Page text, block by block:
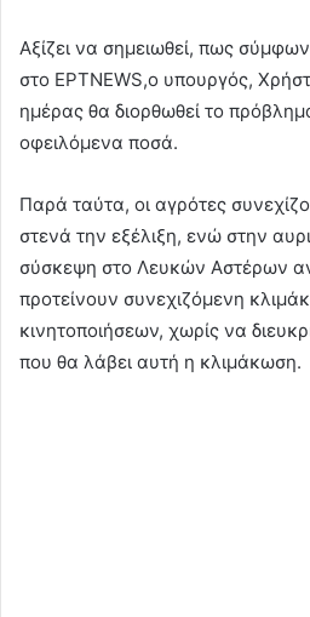
Αξίζει να σημειωθεί, πως
στο ΕΡΤNEWS,ο υπουργός,
ημέρας θα διορθωθεί το
οφειλόμενα ποσά.
Παρά ταύτα, οι αγρότες
στενά την εξέλιξη, ενώ στην
σύσκεψη στο Λευκών Αστέρων
προτείνουν συνεχιζόμενη
κινητοποιήσεων, χωρίς να
που θα λάβει αυτή η κλιμάκωση.